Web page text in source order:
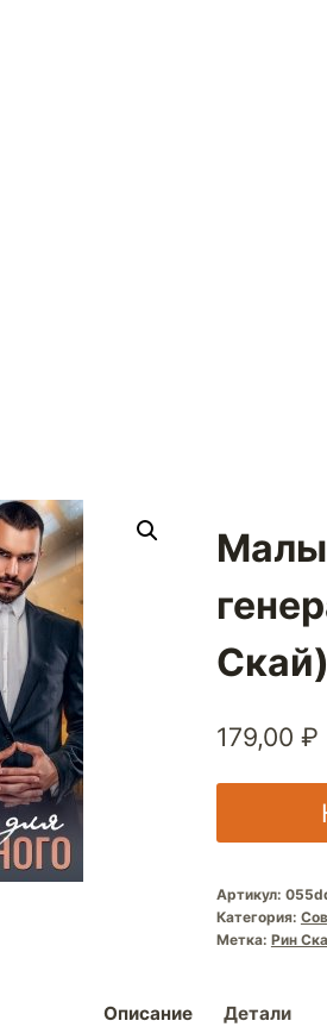
Скай)
179,00 ₽
Артикул:
Категория:
Метка: Рин
Описание Детали